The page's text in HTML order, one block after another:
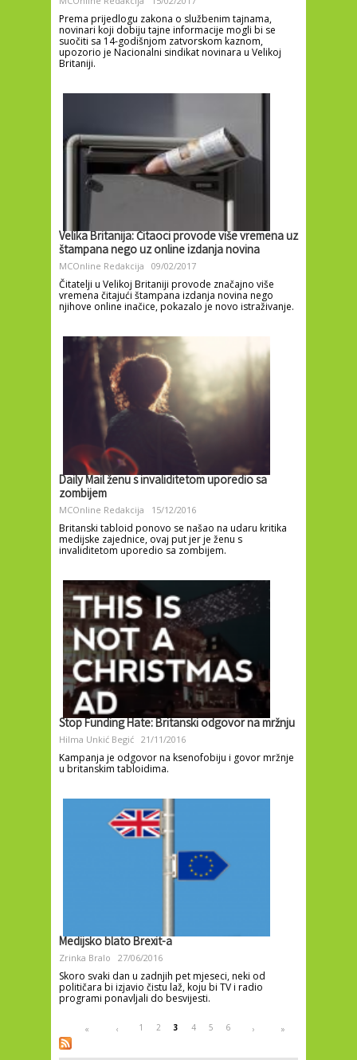
Prema prijedlogu zakona o službenim tajnama,
novinari koji dobiju tajne informacije mogli bi se
suočiti sa 14-godišnjom zatvorskom kaznom,
upozorio je Nacionalni sindikat novinara u Velikoj
Britaniji.
Velika Britanija: Čitaoci provode više vremena uz
štampana nego uz online izdanja novina
MCOnline Redakcija 09/02/2017
Čitatelji u Velikoj Britaniji provode značajno više
vremena čitajući štampana izdanja novina nego
njihove online inačice, pokazalo je novo istraživanje.
Daily Mail ženu s invaliditetom uporedio sa
zombijem
MCOnline Redakcija 15/12/2016
Britanski tabloid ponovo se našao na udaru kritika
medijske zajednice, ovaj put jer je ženu s
invaliditetom uporedio sa zombijem.
Stop Funding Hate: Britanski odgovor na mržnju
Hilma Unkić Begić 21/11/2016
Kampanja je odgovor na ksenofobiju i govor mržnje
u britanskim tabloidima.
Medijsko blato Brexit-a
Zrinka Bralo 27/06/2016
Skoro svaki dan u zadnjih pet mjeseci, neki od
političara bi izjavio čistu laž, koju bi TV i radio
programi ponavljali do besvijesti.
Pages
« ‹ 1 2 3 4 5 6 › »